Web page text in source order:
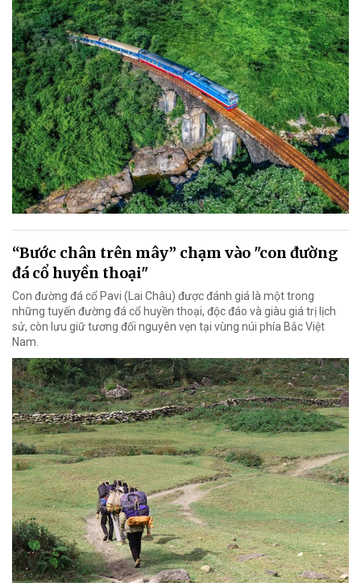
“Bước chân trên mây” chạm vào "con đường
đá cổ huyền thoại"
Con đường đá cổ Pavi (Lai Châu) được đánh giá là một trong
những tuyến đường đá cổ huyền thoại, độc đáo và giàu giá trị lịch
sử, còn lưu giữ tương đối nguyên vẹn tại vùng núi phía Bắc Việt
Nam.